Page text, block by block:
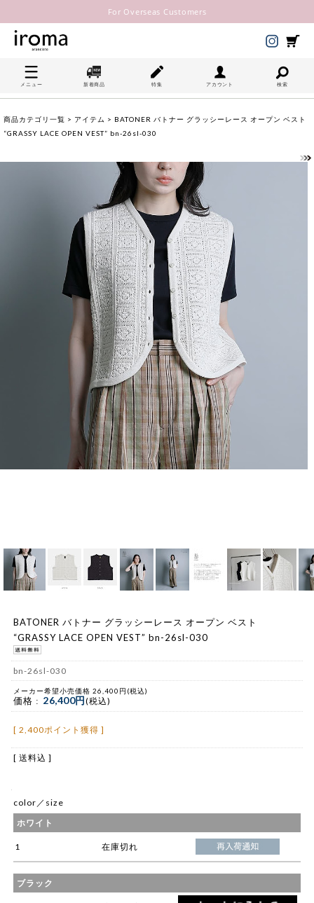
For Overseas Customers
メニュー 新着商品 特集 アカウント 検索
商品カテゴリ一覧 > アイテム > BATONER バトナー グラッシーレース オープン ベスト
“GRASSY LACE OPEN VEST” bn-26sl-030
BATONER バトナー グラッシーレース オープン ベスト
“GRASSY LACE OPEN VEST” bn-26sl-030
bn-26sl-030
メーカー希望小売価格 26,400円(税込)
価格 : 26,400円(税込)
[ 2,400ポイント獲得 ]
[ 送料込 ]
color／size
ホワイト
1 在庫切れ
ブラック